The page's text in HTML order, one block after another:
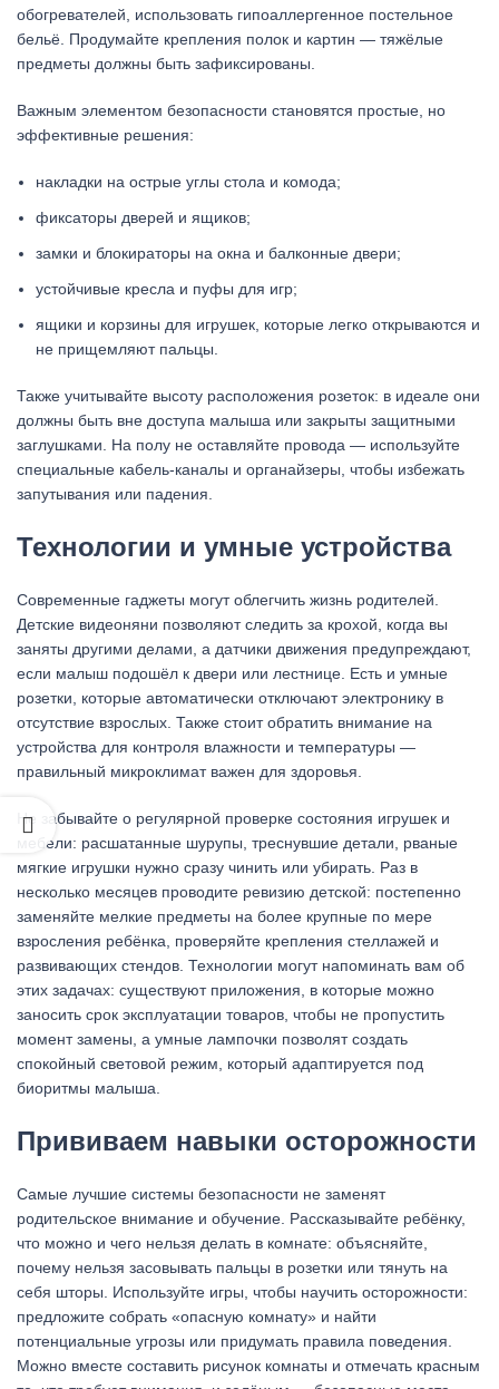
обогревателей, использовать гипоаллергенное постельное
бельё. Продумайте крепления полок и картин — тяжёлые
предметы должны быть зафиксированы.
Важным элементом безопасности становятся простые, но
эффективные решения:
накладки на острые углы стола и комода;
фиксаторы дверей и ящиков;
замки и блокираторы на окна и балконные двери;
устойчивые кресла и пуфы для игр;
ящики и корзины для игрушек, которые легко открываются и
не прищемляют пальцы.
Также учитывайте высоту расположения розеток: в идеале они
должны быть вне доступа малыша или закрыты защитными
заглушками. На полу не оставляйте провода — используйте
специальные кабель‑каналы и органайзеры, чтобы избежать
запутывания или падения.
Технологии и умные устройства
Современные гаджеты могут облегчить жизнь родителей.
Детские видеоняни позволяют следить за крохой, когда вы
заняты другими делами, а датчики движения предупреждают,
если малыш подошёл к двери или лестнице. Есть и умные
розетки, которые автоматически отключают электронику в
отсутствие взрослых. Также стоит обратить внимание на
устройства для контроля влажности и температуры —
правильный микроклимат важен для здоровья.
Не забывайте о регулярной проверке состояния игрушек и
мебели: расшатанные шурупы, треснувшие детали, рваные
мягкие игрушки нужно сразу чинить или убирать. Раз в
несколько месяцев проводите ревизию детской: постепенно
заменяйте мелкие предметы на более крупные по мере
взросления ребёнка, проверяйте крепления стеллажей и
развивающих стендов. Технологии могут напоминать вам об
этих задачах: существуют приложения, в которые можно
заносить срок эксплуатации товаров, чтобы не пропустить
момент замены, а умные лампочки позволят создать
спокойный световой режим, который адаптируется под
биоритмы малыша.
Прививаем навыки осторожности
Самые лучшие системы безопасности не заменят
родительское внимание и обучение. Рассказывайте ребёнку,
что можно и чего нельзя делать в комнате: объясняйте,
почему нельзя засовывать пальцы в розетки или тянуть на
себя шторы. Используйте игры, чтобы научить осторожности:
предложите собрать «опасную комнату» и найти
потенциальные угрозы или придумать правила поведения.
Можно вместе составить рисунок комнаты и отмечать красным